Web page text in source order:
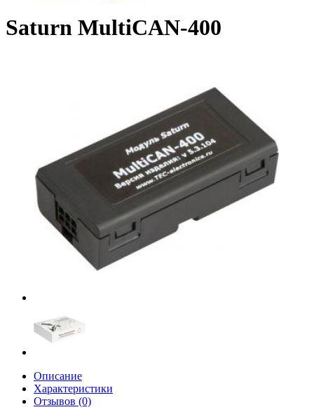
Saturn MultiCAN-400
Описание
Характеристики
Отзывов (0)